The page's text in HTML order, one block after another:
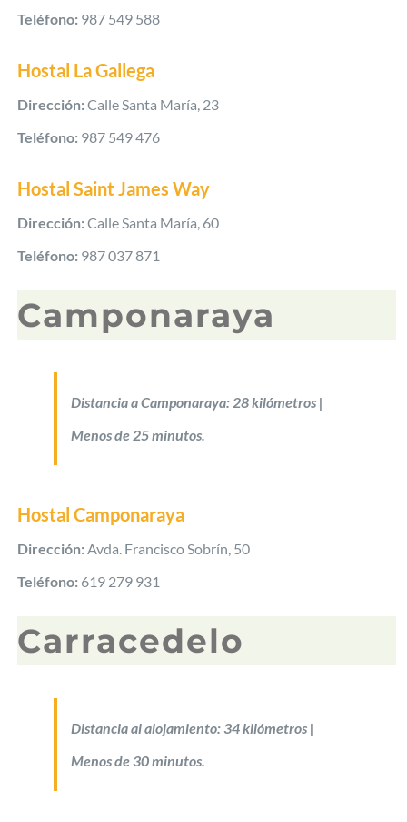
Teléfono: 987 549 588
Hostal La Gallega
Dirección: Calle Santa María, 23
Teléfono: 987 549 476
Hostal Saint James Way
Dirección: Calle Santa María, 60
Teléfono: 987 037 871
Camponaraya
Distancia a Camponaraya: 28 kilómetros |
Menos de 25 minutos.
Hostal Camponaraya
Dirección: Avda. Francisco Sobrín, 50
Teléfono: 619 279 931
Carracedelo
Distancia al alojamiento: 34 kilómetros |
Menos de 30 minutos.